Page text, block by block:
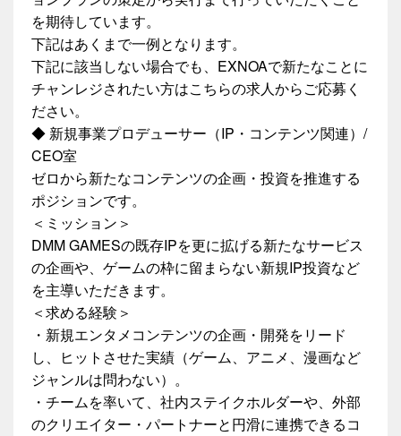
を期待しています。
下記はあくまで一例となります。
下記に該当しない場合でも、EXNOAで新たなことに
チャンレジされたい方はこちらの求人からご応募く
ださい。
◆ 新規事業プロデューサー（IP・コンテンツ関連）/
CEO室
ゼロから新たなコンテンツの企画・投資を推進する
ポジションです。
＜ミッション＞
DMM GAMESの既存IPを更に拡げる新たなサービス
の企画や、ゲームの枠に留まらない新規IP投資など
を主導いただきます。
＜求める経験＞
・新規エンタメコンテンツの企画・開発をリード
し、ヒットさせた実績（ゲーム、アニメ、漫画など
ジャンルは問わない）。
・チームを率いて、社内ステイクホルダーや、外部
のクリエイター・パートナーと円滑に連携できるコ